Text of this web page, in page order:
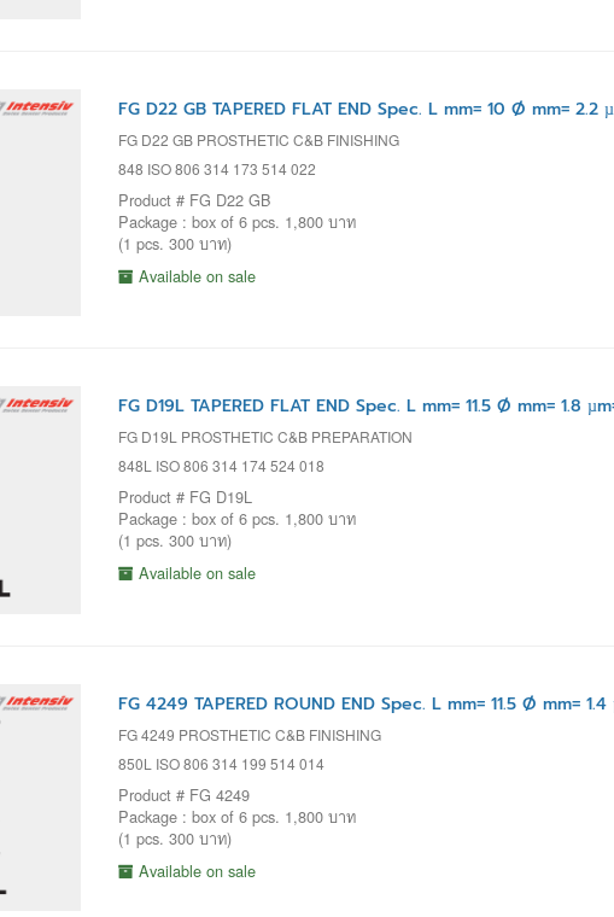
FG D22 GB TAPERED FLAT END Spec. L mm= 10 Ø mm= 2.2
FG D22 GB PROSTHETIC C&B FINISHING
848 ISO 806 314 173 514 022
Product # FG D22 GB
Package : box of 6 pcs. 1,800 บาท
(1 pcs. 300 บาท)
Available on sale
FG D19L TAPERED FLAT END Spec. L mm= 11.5 Ø mm= 1.8
FG D19L PROSTHETIC C&B PREPARATION
848L ISO 806 314 174 524 018
Product # FG D19L
Package : box of 6 pcs. 1,800 บาท
(1 pcs. 300 บาท)
Available on sale
FG 4249 TAPERED ROUND END Spec. L mm= 11.5 Ø mm=
FG 4249 PROSTHETIC C&B FINISHING
850L ISO 806 314 199 514 014
Product # FG 4249
Package : box of 6 pcs. 1,800 บาท
(1 pcs. 300 บาท)
Available on sale